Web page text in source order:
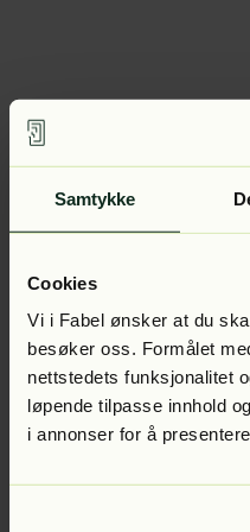
Samtykke
Cookies
Vi i Fabel ønsker at du
besøker oss. Formålet
nettstedets funksjonalitet
løpende tilpasse innhold
i annonser for å